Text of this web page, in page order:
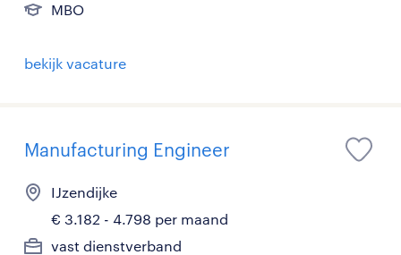
MBO
bekijk vacature
Manufacturing Engineer
IJzendijke
€ 3.182 - 4.798 per maand
vast dienstverband